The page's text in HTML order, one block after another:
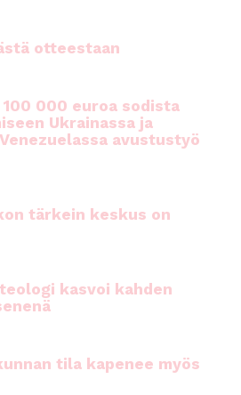
otteestaan
000 euroa sodista
Ukrainassa ja
avustustyö
tärkein keskus on
kasvoi kahden
tila kapenee myös